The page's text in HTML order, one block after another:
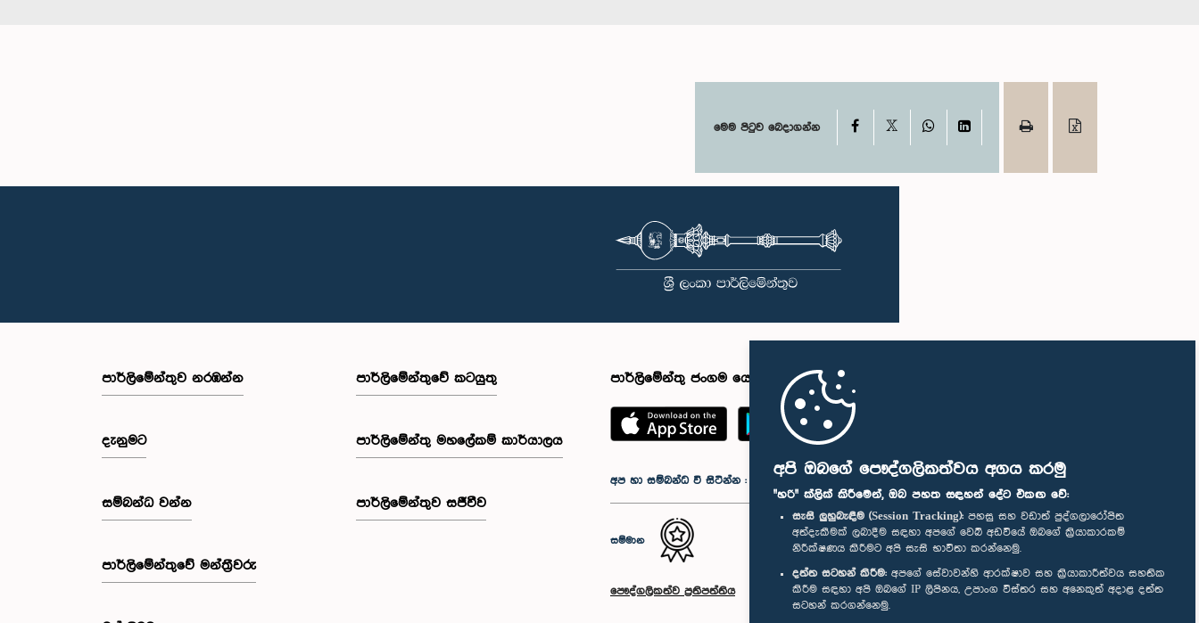
අපි ඔබගේ පෞද්ගලිකත්වය අගය කරමු
"හරි" ක්ලික් කිරීමෙන්, ඔබ පහත සඳහන් දේට එකඟ වේ:
සැසි ලුහුබැඳීම (Session Tracking): පහසු සහ වඩාත් පුද්ගලාරෝපිත
අත්දැකීමක් ලබාදීම සඳහා අපගේ වෙබ් අඩවියේ ඔබගේ ක්‍රියාකාරකම්
නිරීක්ෂණය කිරීමට අපි සැසි භාවිතා කරන්නෙමු.
දත්ත සටහන් කිරීම: අපගේ සේවාවන්හි ආරක්ෂාව සහ ක්‍රියාකාරීත්වය සහතික
කිරීම සඳහා අපි ඔබගේ IP ලිපිනය, උපාංග විස්තර සහ අනෙකුත් අදාළ දත්ත
සටහන් කරගන්නෙමු.
මෙම පිටුව බෙදාගන්න Facebook WhatsAppLinkedIn
පාර්ලි‌මේන්තුව නරඹන්න
දැනුමට
සම්බන්ධ වන්න
පාර්ලි‌මේන්තුවේ මන්ත්‍රීවරු
පාර්ලිමේන්තුවේ කටයුතු
පාර්ලිමේන්තු මහලේකම් කාර්යාලය
පාර්ලිමේන්තුව සජීවීව
පාර්ලිමේන්තු ජංගම යෙදුම
අප හා සම්බන්ධ වී සිටින්න :
සම්මාන
පෞද්ගලිකත්ව ප්‍රතිපත්තිය